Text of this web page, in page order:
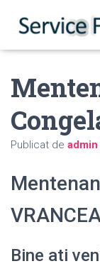
Publicat de admin
Bine ati